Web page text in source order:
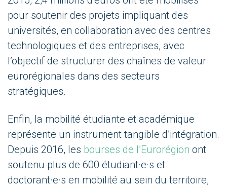
pour soutenir des projets impliquant des
universités, en collaboration avec des centres
technologiques et des entreprises, avec
l’objectif de structurer des chaînes de valeur
eurorégionales dans des secteurs
stratégiques.
Enfin, la mobilité étudiante et académique
représente un instrument tangible d’intégration.
Depuis 2016, les bourses de l’Eurorégion ont
soutenu plus de 600 étudiant·e·s et
doctorant·e·s en mobilité au sein du territoire,